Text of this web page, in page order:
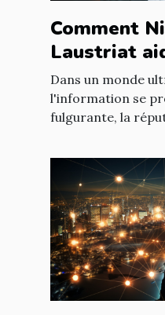
Comment
Laustriat
entreprises
leur e-
Dans un monde
l'information se
fulgurante, la